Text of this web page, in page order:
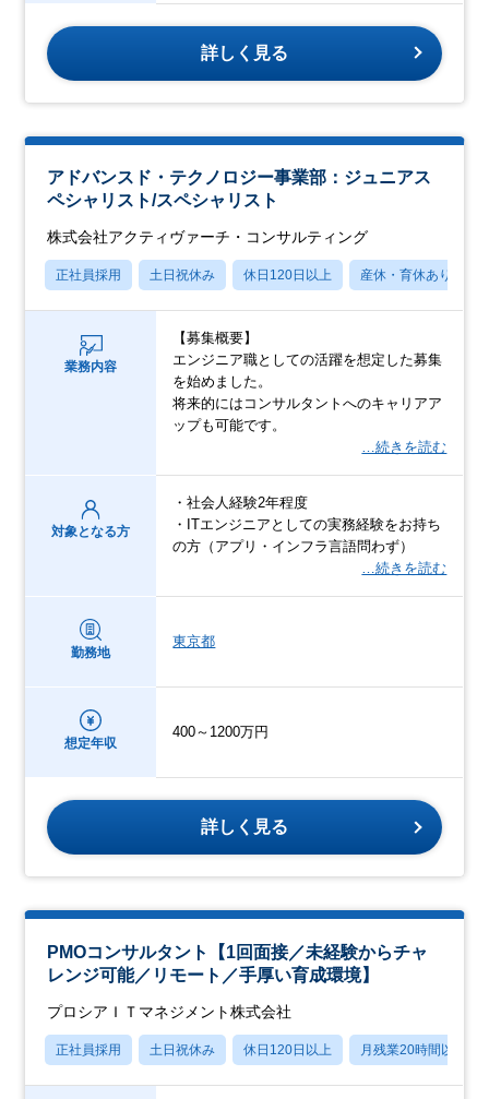
詳しく見る
アドバンスド・テクノロジー事業部：ジュニアス
ペシャリスト/スペシャリスト
株式会社アクティヴァーチ・コンサルティング
正社員採用 土日祝休み 休日120日以上 産休・育休あり
業務内容
【募集概要】
エンジニア職としての活躍を想定した募集
を始めました。
将来的にはコンサルタントへのキャリアア
ップも可能です。
…続きを読む
対象となる方
・社会人経験2年程度
・ITエンジニアとしての実務経験をお持ち
の方（アプリ・インフラ言語問わず）
…続きを読む
勤務地
東京都
想定年収
400～1200万円
詳しく見る
PMOコンサルタント【1回面接／未経験からチャ
レンジ可能／リモート／手厚い育成環境】
プロシアＩＴマネジメント株式会社
正社員採用 土日祝休み 休日120日以上 月残業20時間以内